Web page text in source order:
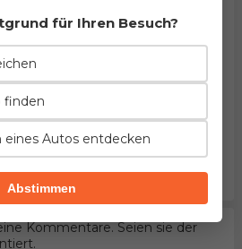
mit dem Stern (*)
Versenden des Kommentars
zu haben.
senden
Kommentare. Seien sie der
für Ihren Besuch?
finden
eines Autos entdecken
Abstimmen